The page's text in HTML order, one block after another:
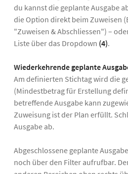
du kannst die geplante Ausgabe
die Option direkt beim Zuweisen
"Zuweisen & Abschliessen") –
Liste über das Dropdown (4).
Wiederkehrende geplante
Am definierten Stichtag wird die
(Mindestbetrag für Erstellung
betreffende Ausgabe kann
Zuweisung ist der Plan erfüllt.
Ausgabe ab.
Abgeschlossene geplante
noch über den Filter aufrufbar.